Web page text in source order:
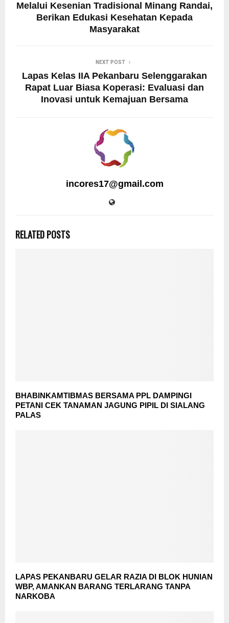
Melalui Kesenian Tradisional Minang Randai,
Berikan Edukasi Kesehatan Kepada
Masyarakat
NEXT POST
Lapas Kelas IIA Pekanbaru Selenggarakan
Rapat Luar Biasa Koperasi: Evaluasi dan
Inovasi untuk Kemajuan Bersama
incores17@gmail.com
RELATED POSTS
BHABINKAMTIBMAS BERSAMA PPL DAMPINGI
PETANI CEK TANAMAN JAGUNG PIPIL DI SIALANG
PALAS
LAPAS PEKANBARU GELAR RAZIA DI BLOK HUNIAN
WBP, AMANKAN BARANG TERLARANG TANPA
NARKOBA